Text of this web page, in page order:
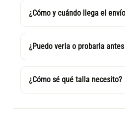
¿Cómo y cuándo llega el
¿Puedo verla o probarla
¿Cómo sé qué talla necesito?